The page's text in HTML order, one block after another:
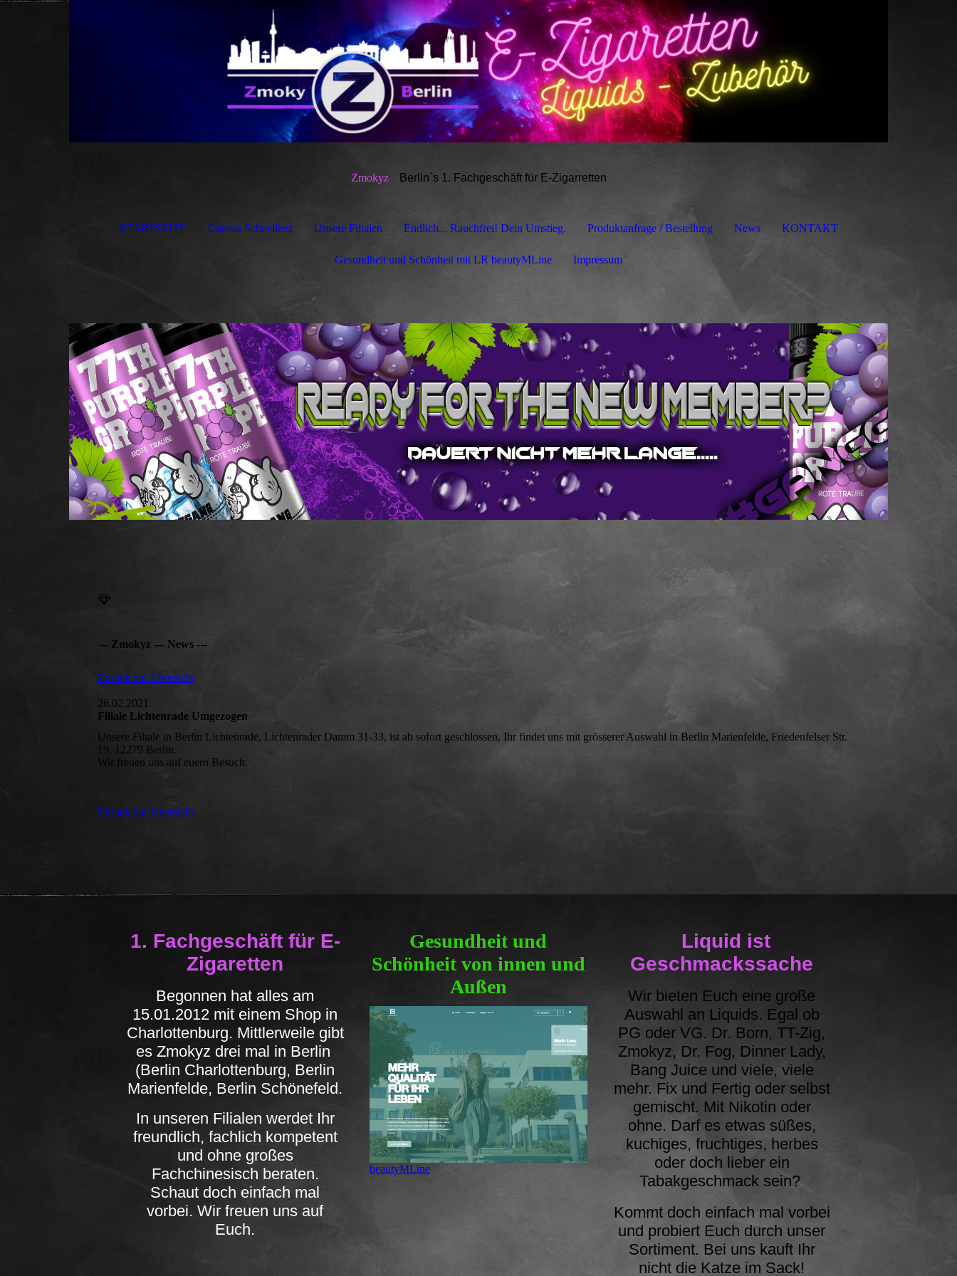
Zmokyz Berlin´s 1. Fachgeschäft für E-Zigarretten
STARTSEITE Corona Schnelltest Unsere Filialen Endlich... Rauchfrei! Dein Umstieg. Produktanfrage / Bestellung News KONTAKT
Gesundheit und Schönheit mit LR beautyMLine Impressum
--- Zmokyz --- News ---
Zurück zur Übersicht
26.02.2021
Filiale Lichtenrade Umgezogen
Unsere Filiale in Berlin Lichtenrade, Lichtenrader Damm 31-33, ist ab sofort geschlossen, Ihr findet uns mit grösserer Auswahl in Berlin Marienfelde, Friedenfelser Str.
19, 12279 Berlin.
Wir freuen uns auf euern Besuch.
Zurück zur Übersicht
1. Fachgeschäft für E-
Zigaretten
Begonnen hat alles am
15.01.2012 mit einem Shop in
Charlottenburg. Mittlerweile gibt
es Zmokyz drei mal in Berlin
(Berlin Charlottenburg, Berlin
Marienfelde, Berlin Schönefeld.
In unseren Filialen werdet Ihr
freundlich, fachlich kompetent
und ohne großes
Fachchinesisch beraten.
Schaut doch einfach mal
vorbei. Wir freuen uns auf
Euch.
Gesundheit und
Schönheit von innen und
Außen
beautyMLine
Liquid ist
Geschmackssache
Wir bieten Euch eine große
Auswahl an Liquids. Egal ob
PG oder VG. Dr. Born, TT-Zig,
Zmokyz, Dr. Fog, Dinner Lady,
Bang Juice und viele, viele
mehr. Fix und Fertig oder selbst
gemischt. Mit Nikotin oder
ohne. Darf es etwas süßes,
kuchiges, fruchtiges, herbes
oder doch lieber ein
Tabakgeschmack sein?
Kommt doch einfach mal vorbei
und probiert Euch durch unser
Sortiment. Bei uns kauft Ihr
nicht die Katze im Sack!